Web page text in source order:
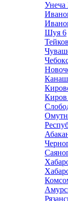
Унеча
Шуя 6
Канаш
Киров